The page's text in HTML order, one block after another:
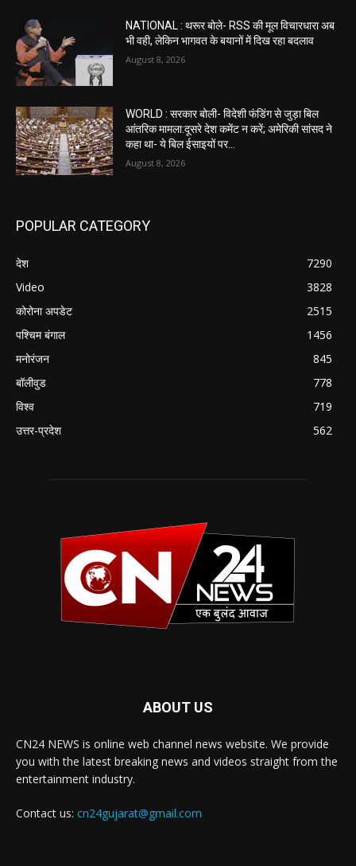
NATIONAL : थरूर बोले- RSS की मूल विचारधारा अब
भी वही, लेकिन भागवत के बयानों में दिख रहा बदलाव
August 8, 2026
WORLD : सरकार बोली- विदेशी फंडिंग से जुड़ा बिल
आंतरिक मामला:दूसरे देश कमेंट न करें; अमेरिकी सांसद ने
कहा था- ये बिल ईसाइयों पर...
August 8, 2026
POPULAR CATEGORY
देश
7290
Video
3828
कोरोना अपडेट
2515
पश्चिम बंगाल
1456
मनोरंजन
845
बॉलीवुड
778
विश्व
719
उत्तर-प्रदेश
562
ABOUT US
CN24 NEWS is online web channel news website. We provide
you with the latest breaking news and videos straight from the
entertainment industry.
Contact us: cn24gujarat@gmail.com